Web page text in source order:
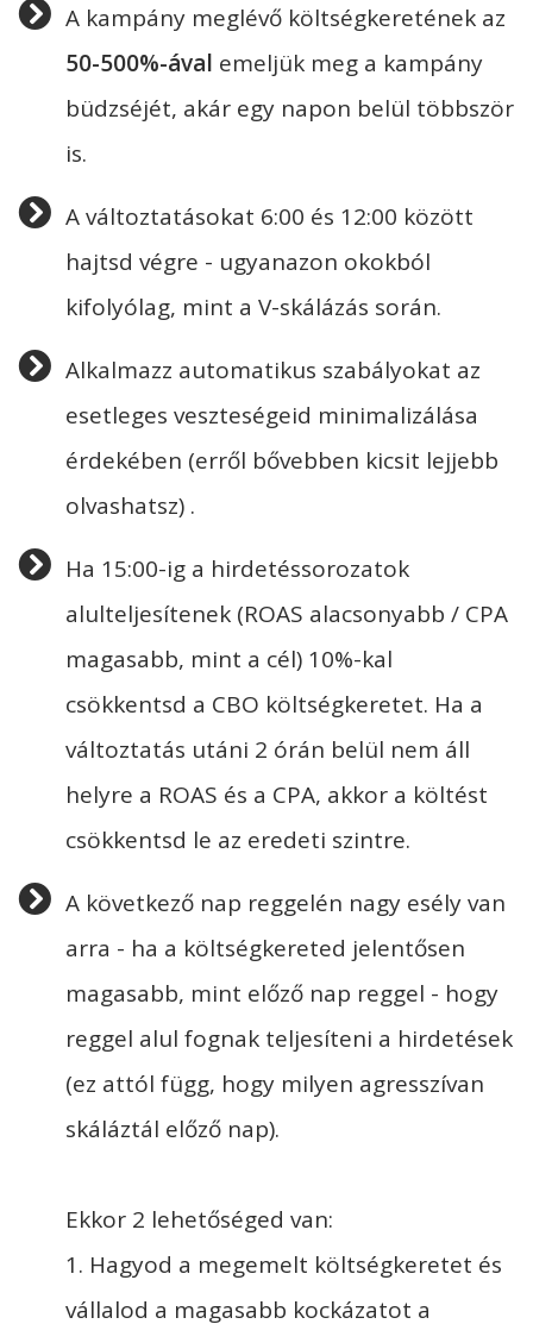
A kampány meglévő költségkeretének az
50-500%-ával emeljük meg a kampány
büdzséjét, akár egy napon belül többször
is.
A változtatásokat 6:00 és 12:00 között
hajtsd végre - ugyanazon okokból
kifolyólag, mint a V-skálázás során.
Alkalmazz automatikus szabályokat az
esetleges veszteségeid minimalizálása
érdekében (erről bővebben kicsit lejjebb
olvashatsz) .
Ha 15:00-ig a hirdetéssorozatok
alulteljesítenek (ROAS alacsonyabb / CPA
magasabb, mint a cél) 10%-kal
csökkentsd a CBO költségkeretet. Ha a
változtatás utáni 2 órán belül nem áll
helyre a ROAS és a CPA, akkor a költést
csökkentsd le az eredeti szintre.
A következő nap reggelén nagy esély van
arra - ha a költségkereted jelentősen
magasabb, mint előző nap reggel - hogy
reggel alul fognak teljesíteni a hirdetések
(ez attól függ, hogy milyen agresszívan
skáláztál előző nap).
Ekkor 2 lehetőséged van:
1. Hagyod a megemelt költségkeretet és
vállalod a magasabb kockázatot a